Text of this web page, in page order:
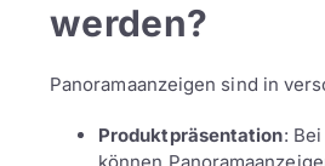
werden?
Panoramaanzeigen sind in
Produktpräsentation: